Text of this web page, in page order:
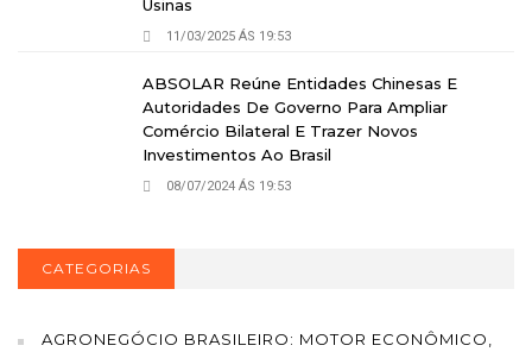
Usinas
11/03/2025 ÁS 19:53
ABSOLAR Reúne Entidades Chinesas E
Autoridades De Governo Para Ampliar
Comércio Bilateral E Trazer Novos
Investimentos Ao Brasil
08/07/2024 ÁS 19:53
CATEGORIAS
AGRONEGÓCIO BRASILEIRO: MOTOR ECONÔMICO,